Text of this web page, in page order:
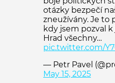
otázky bezpečí
zneužívány. Je to
kdy jsem pozval
Hrad všechny…
pic.twitter.com/
— Petr Pavel
May 15, 2025